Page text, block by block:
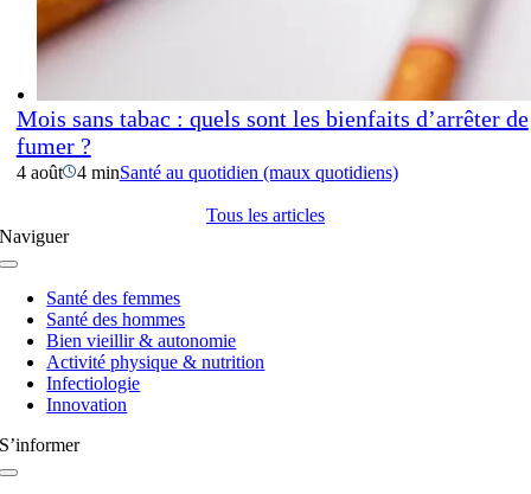
Mois sans tabac : quels sont les bienfaits d’arrêter de
fumer ?
4 août 4 minSanté au quotidien (maux quotidiens)
Tous les articles
Naviguer
Navigation
basculeSanté des femmes
Santé des hommes
Bien vieillir & autonomie
Activité physique & nutrition
Infectiologie
Innovation
S’informer
Navigation